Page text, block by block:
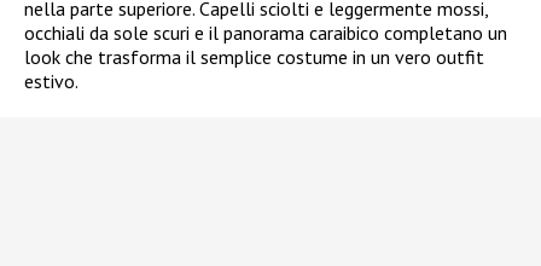
nella parte superiore. Capelli sciolti e leggermente mossi,
occhiali da sole scuri e il panorama caraibico completano un
look che trasforma il semplice costume in un vero outfit
estivo.